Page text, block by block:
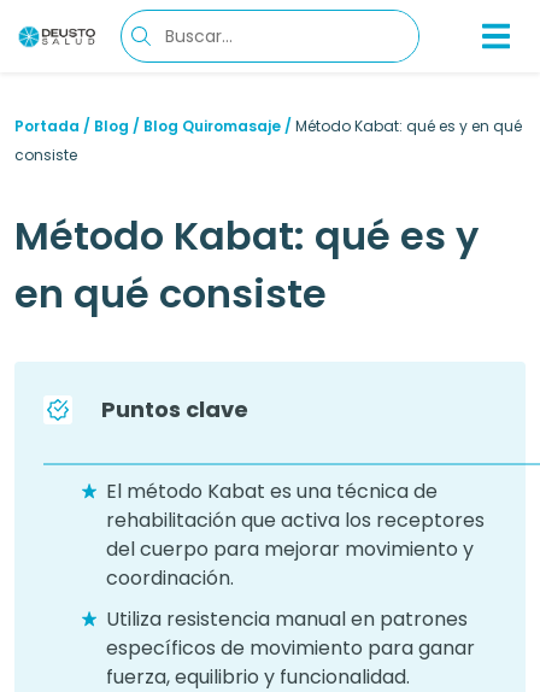
Portada / Blog / Blog Quiromasaje / Método Kabat: qué es y en qué
consiste
Método Kabat: qué es y
en qué consiste
Puntos clave
El método Kabat es una técnica de
rehabilitación que activa los receptores
del cuerpo para mejorar movimiento y
coordinación.
Utiliza resistencia manual en patrones
específicos de movimiento para ganar
fuerza, equilibrio y funcionalidad.